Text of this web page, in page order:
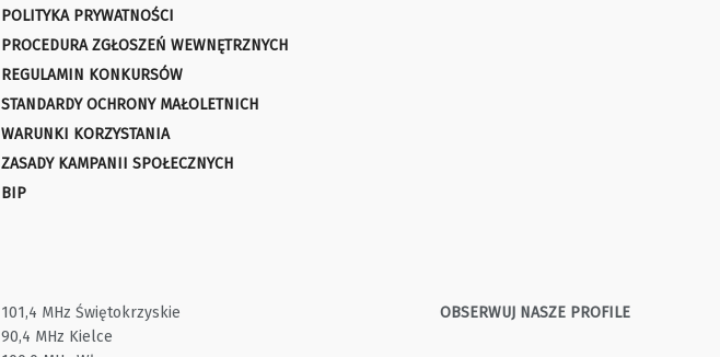
POLITYKA PRYWATNOŚCI
PROCEDURA ZGŁOSZEŃ WEWNĘTRZNYCH
REGULAMIN KONKURSÓW
STANDARDY OCHRONY MAŁOLETNICH
WARUNKI KORZYSTANIA
ZASADY KAMPANII SPOŁECZNYCH
BIP
101,4 MHz Świętokrzyskie
90,4 MHz Kielce
OBSERWUJ NASZE PROFILE